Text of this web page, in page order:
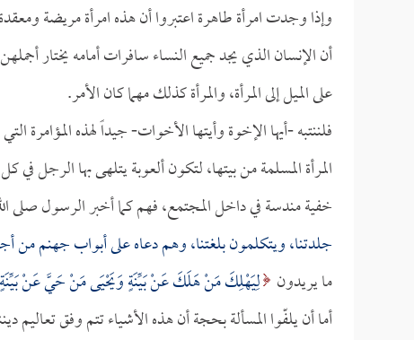
وإذا وجدت امرأة طاهرة اعتبروا أن هذه امرأة مريضة
أن الإنسان الذي يجد جميع النساء سافرات أمامه يختار
على الميل إلى المرأة، والمرأة كذلك مهما كان الأمر.
فلننتبه -أيها الإخوة وأيتها الأخوات- جيداً لهذه
المرأة المسلمة من بيتها، لتكون ألعوبة يتلهى بها الرجل
خفية مندسة في داخل المجتمع، فهم كما أخبر الرسول صلى
جلدتنا، ويتكلمون بلغتنا، وهم دعاه على أبواب جهنم من
ما يريدون لِيَهْلِكَ مَنْ هَلَكَ عَنْ بَيِّنَةٍ وَيَحْيَى مَنْ حَيَّ عَنْ بَيِّنَةٍ
أما أن يلفّوا المسألة بحجة أن هذه الأشياء تتم وفق